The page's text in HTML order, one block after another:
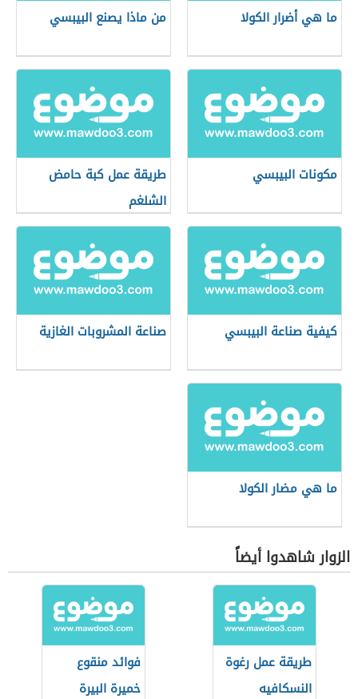
ما هي أضرار الكولا من ماذا يصنع البيبسي
مكونات البيبسي
طريقة عمل كبة حامض
الشلغم
كيفية صناعة البيبسي صناعة المشروبات الغازية
ما هي مضار الكولا
الزوار شاهدوا أيضاً
طريقة عمل رغوة
النسكافيه
فوائد منقوع
خميرة البيرة